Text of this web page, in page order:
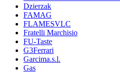
Dzierzak
FAMAG
FLAMESVLC
Fratelli Marchisio
FU-Taste
G3Ferrari
Garcima.s.l.
Gas